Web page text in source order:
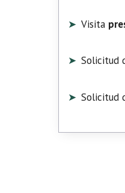
Visita
Solicitud
Solicitud